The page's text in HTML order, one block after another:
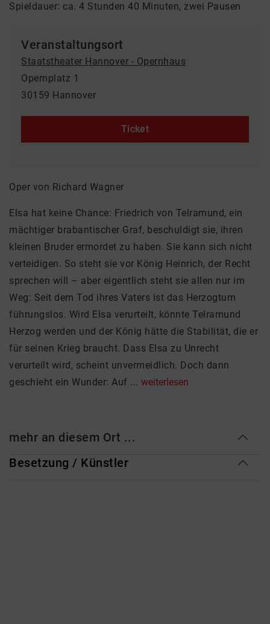
Spieldauer: ca. 4 Stunden 40 Minuten, zwei Pausen
Veranstaltungsort
Staatstheater Hannover - Opernhaus
Opernplatz 1
30159 Hannover
Ticket
Oper von Richard Wagner
Elsa hat keine Chance: Friedrich von Telramund, ein
mächtiger brabantischer Graf, beschuldigt sie, ihren
kleinen Bruder ermordet zu haben. Sie kann sich nicht
verteidigen. So steht sie vor König Heinrich, der Recht
sprechen will – aber eigentlich steht sie allen nur im
Weg: Seit dem Tod ihres Vaters ist das Herzogtum
führungslos. Wird Elsa verurteilt, könnte Telramund
Herzog werden und der König hätte die Stabilität, die er
für seinen Krieg braucht. Dass Elsa zu Unrecht
verurteilt wird, scheint unvermeidlich. Doch dann
geschieht ein Wunder: Auf ... weiterlesen
mehr an diesem Ort ...
Besetzung / Künstler